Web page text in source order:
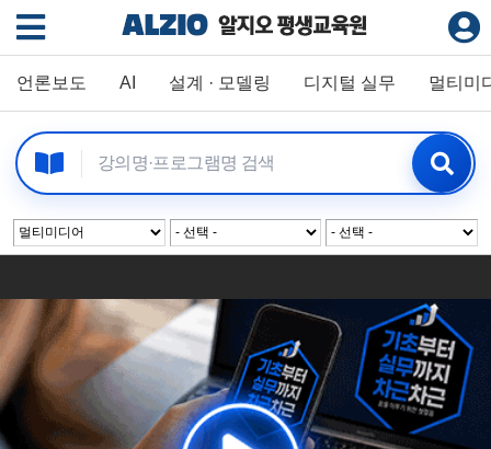
언론보도 AI 설계 · 모델링 디지털 실무 멀티미